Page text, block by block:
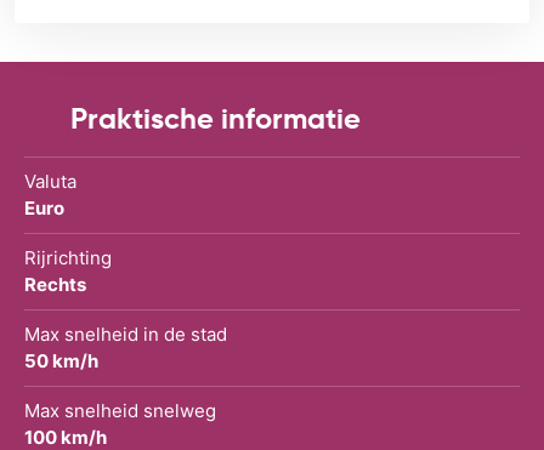
Praktische informatie
Valuta
Euro
Rijrichting
Rechts
Max snelheid in de stad
50 km/h
Max snelheid snelweg
100 km/h